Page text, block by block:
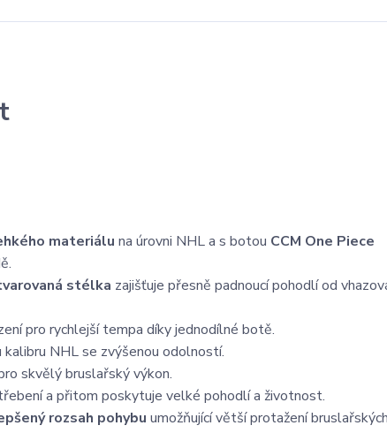
materiálu na úrovni NHL a s botou CCM One Piece
stélka zajišťuje přesně padnoucí pohodlí od
pro rychlejší tempa díky jednodílné botě.
kalibru NHL se zvýšenou odolností.
skvělý bruslařský výkon.
a přitom poskytuje velké pohodlí a životnost.
rozsah pohybu umožňující větší protažení